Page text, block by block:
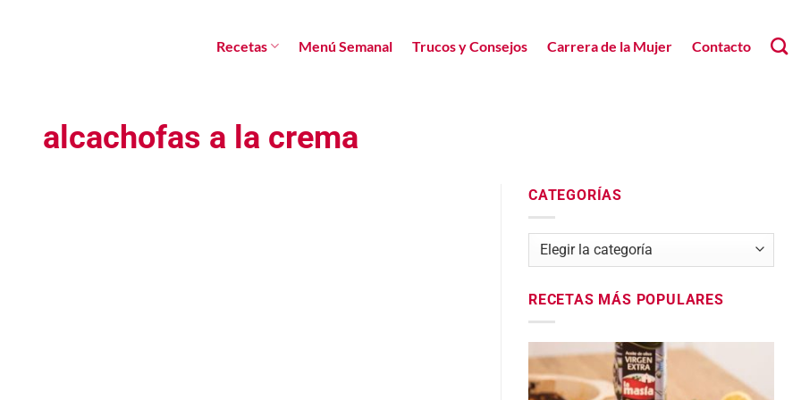
Recetas Menú Semanal Trucos y Consejos Carrera de la Mujer Contacto
alcachofas a la crema
CATEGORÍAS
Categorías
RECETAS MÁS POPULARES